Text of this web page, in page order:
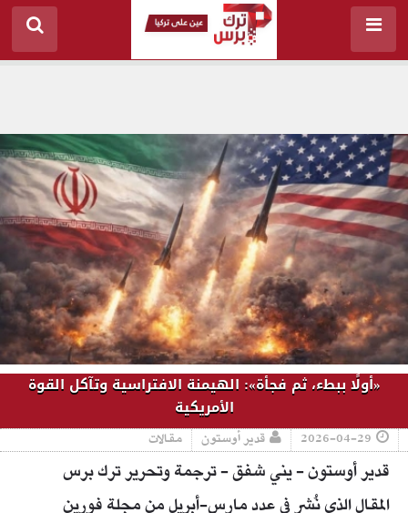
«أولًا ببطء، ثم فجأة»: الهيمنة الافتراسية وتآكل القوة
الأمريكية
2026-04-29 قدير أوستون مقالات
قدير أوستون - يني شفق - ترجمة وتحرير ترك برس
المقال الذي نُشر في عدد مارس-أبريل من مجلة فورين